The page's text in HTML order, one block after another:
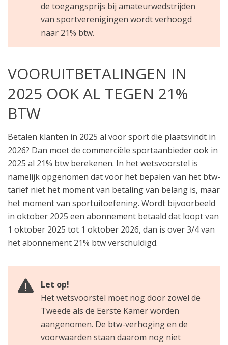
de toegangsprijs bij amateurwedstrijden
van sportverenigingen wordt verhoogd
naar 21% btw.
VOORUITBETALINGEN IN
2025 OOK AL TEGEN 21%
BTW
Betalen klanten in 2025 al voor sport die plaatsvindt in
2026? Dan moet de commerciële sportaanbieder ook in
2025 al 21% btw berekenen. In het wetsvoorstel is
namelijk opgenomen dat voor het bepalen van het btw-
tarief niet het moment van betaling van belang is, maar
het moment van sportuitoefening. Wordt bijvoorbeeld
in oktober 2025 een abonnement betaald dat loopt van
1 oktober 2025 tot 1 oktober 2026, dan is over 3/4 van
het abonnement 21% btw verschuldigd.
Let op!
Het wetsvoorstel moet nog door zowel de
Tweede als de Eerste Kamer worden
aangenomen. De btw-verhoging en de
voorwaarden staan daarom nog niet